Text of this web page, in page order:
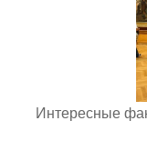
Интересные